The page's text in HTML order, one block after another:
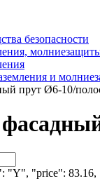
безопасности
и
прут Ø6-10/
"Y", "price":